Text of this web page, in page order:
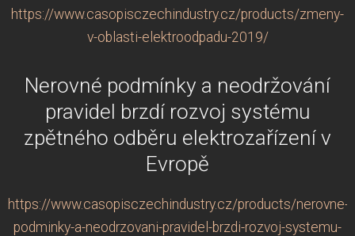
https://www.casopisczechindustry.cz/products/zmeny-
v-oblasti-elektroodpadu-2019/
Nerovné podmínky a neodržování
pravidel brzdí rozvoj systému
zpětného odběru elektrozařízení v
Evropě
https://www.casopisczechindustry.cz/products/nerovne-
podminky-a-neodrzovani-pravidel-brzdi-rozvoj-systemu-